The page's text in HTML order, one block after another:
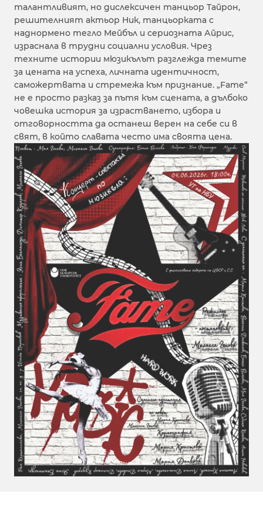
талантливият, но дислексичен танцьор Тайрон,
решителният актьор Ник, танцьорката с
наднормено тегло Мейбъл и сериозната Айрис,
израснала в трудни социални условия. Чрез
техните истории мюзикълът разглежда темите
за цената на успеха, личната идентичност,
саможертвата и стремежа към признание. „Fame“
не е просто разказ за пътя към сцената, а дълбоко
човешка история за израстването, избора и
отговорността да останеш верен на себе си в
свят, в който славата често има своята цена.